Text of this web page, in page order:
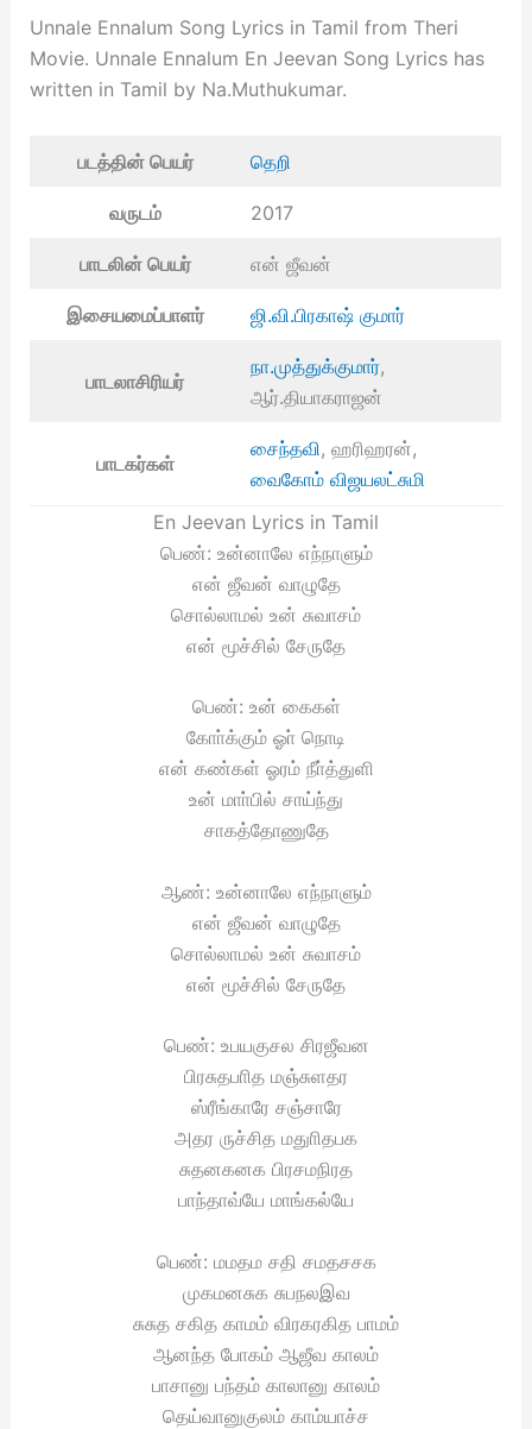
Unnale Ennalum Song Lyrics in Tamil from Theri
Movie. Unnale Ennalum En Jeevan Song Lyrics has
written in Tamil by Na.Muthukumar.
படத்தின் பெயர் தெறி
வருடம் 2017
பாடலின் பெயர் என் ஜீவன்
இசையமைப்பாளர் ஜி.வி.பிரகாஷ் குமார்
பாடலாசிரியர்
நா.முத்துக்குமார்,
ஆர்.தியாகராஜன்
பாடகர்கள்
சைந்தவி , ஹரிஹரன்,
வைகோம் விஜயலட்சுமி
En Jeevan Lyrics in Tamil
பெண்: உன்னாலே எந்நாளும்
என் ஜீவன் வாழுதே
சொல்லாமல் உன் சுவாசம்
என் மூச்சில் சேருதே
பெண்: உன் கைகள்
கோா்க்கும் ஓா் நொடி
என் கண்கள் ஓரம் நீா்த்துளி
உன் மாா்பில் சாய்ந்து
சாகத்தோணுதே
ஆண்: உன்னாலே எந்நாளும்
என் ஜீவன் வாழுதே
சொல்லாமல் உன் சுவாசம்
என் மூச்சில் சேருதே
பெண்: உபயகுசல சிரஜீவன
பிரசுதபாித மஞ்சுளதர
ஸ்ரீங்காரே சஞ்சாரே
அதர ருச்சித மதுாிதபக
சுதனகனக பிரசமநிரத
பாந்தாவ்யே மாங்கல்யே
பெண்: மமதம சதி சமதசசக
முகமனசுக சுபநலஇவ
சுசுத சகித காமம் விரகரகித பாமம்
ஆனந்த போகம் ஆஜீவ காலம்
பாசானு பந்தம் காலானு காலம்
தெய்வானுகுலம் காம்யாச்ச